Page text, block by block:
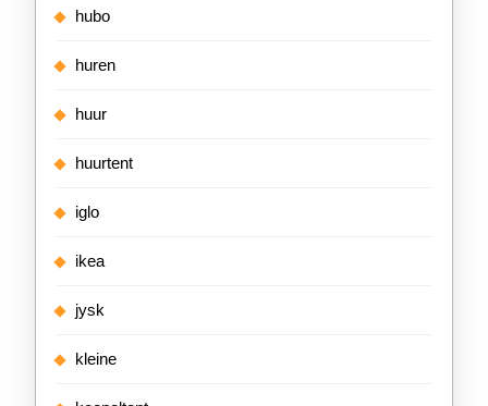
hubo
huren
huur
huurtent
iglo
ikea
jysk
kleine